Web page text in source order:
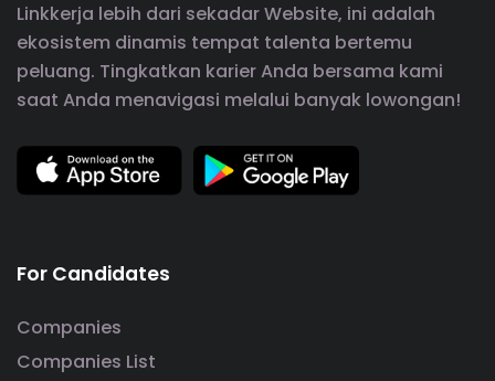
Linkkerja lebih dari sekadar Website, ini adalah
ekosistem dinamis tempat talenta bertemu
peluang. Tingkatkan karier Anda bersama kami
saat Anda menavigasi melalui banyak lowongan!
For Candidates
Companies
Companies List